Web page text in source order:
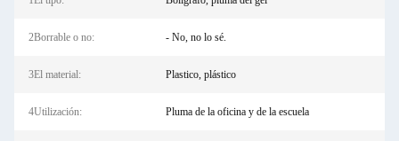
2Borrable o no: - No, no lo sé.
3El material: Plastico, plástico
4Utilización: Pluma de la oficina y de la escuela